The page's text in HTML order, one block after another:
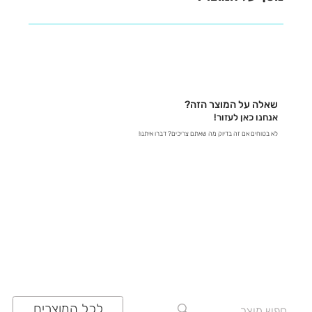
נשמח לעזור לכם למצוא את כל המידע שאתם צריכים! -
ולוודא שתעשו את הבחירה הנכונה!
שאלה על המוצר הזה?
אנחנו כאן לעזור!
לא בטוחים אם זה בדיוק מה שאתם צריכים? דברו איתנו!